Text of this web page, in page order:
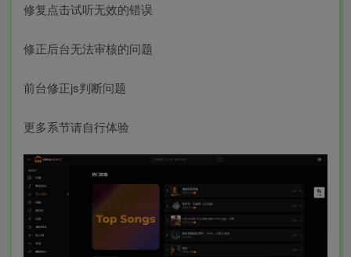
修复点击试听无效的错误
修正后台无法审核的问题
前台修正js判断问题
更多系节请自行体验